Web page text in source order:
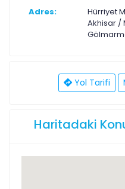
Adres:
Hürriyet
Akhisar /
Yol Tarifi
Haritadaki